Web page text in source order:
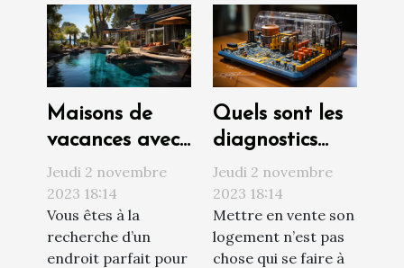
Maisons de
vacances avec
piscine : où
trouvée ?
Jeudi 2 novembre
2023 18:14
Vous êtes à la
recherche d’un
endroit parfait pour
Quels sont les
diagnostics
techniques à
réaliser avant
de vendre son
appartement ?
Jeudi 2 novembre
2023 18:14
Mettre en vente son
logement n’est pas
chose qui se faire à